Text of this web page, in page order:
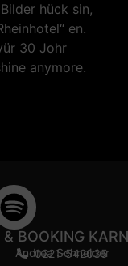
hück sin,
en.
30 Johr
anymore.
& BOOKING
Andrea Schneider
0221-542035